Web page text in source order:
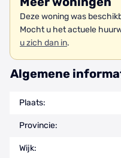
Deze woning was
Mocht u het actuele
u zich dan in.
Algemene
Plaats:
Provincie:
Wijk: